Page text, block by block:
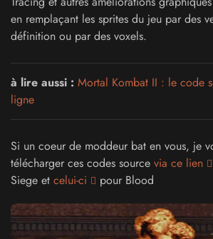
en remplaçant les sprites du jeu par des
définition ou par des voxels.
à lire aussi : Mortal Kombat II : le code
ligne
Si un coeur de moddeur bat en vous, je
télécharger ces codes source via ce lien
Siege et celui-ci pour Blood